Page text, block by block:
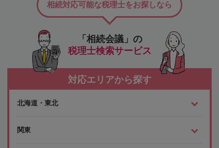
「相続会議」の
税理士検索サービス
相続対応可能な税理士をお探しなら
対応エリアから探す
北海道・東北
関東